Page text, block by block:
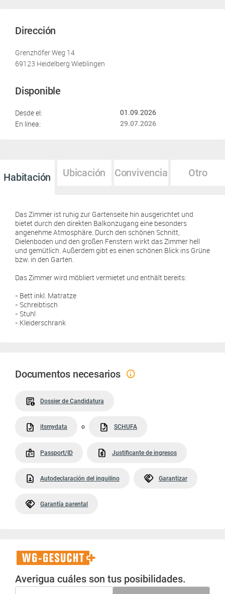
Dirección
Grenzhöfer Weg 14
69123 Heidelberg Wieblingen
Disponible
Desde el: 01.09.2026
En línea: 29.07.2026
Habitación Ubicación Convivencia Otro
Das Zimmer ist ruhig zur Gartenseite hin ausgerichtet und
bietet durch den direkten Balkonzugang eine besonders
angenehme Atmosphäre. Durch den schönen Schnitt,
Dielenboden und den großen Fenstern wirkt das Zimmer hell
und gemütlich. Außerdem gibt es einen schönen Blick ins Grüne
bzw. in den Garten.
Das Zimmer wird möbliert vermietet und enthält bereits:
- Bett inkl. Matratze
- Schreibtisch
- Stuhl
- Kleiderschrank
Documentos necesarios
Dossier de Candidatura
itsmydata o SCHUFA
Passport/ID Justificante de ingresos
Autodeclaración del inquilino Garantizar
Garantía parental
WG-
Gesucht+
Averigua cuáles son tus posibilidades.